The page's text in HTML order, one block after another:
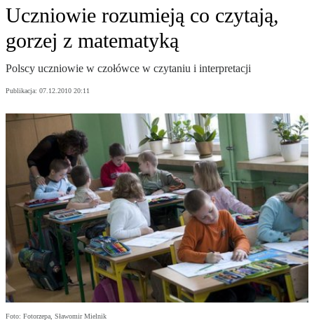
Uczniowie rozumieją co czytają,
gorzej z matematyką
Polscy uczniowie w czołówce w czytaniu i interpretacji
Publikacja: 07.12.2010 20:11
Foto: Fotorzepa, Sławomir Mielnik